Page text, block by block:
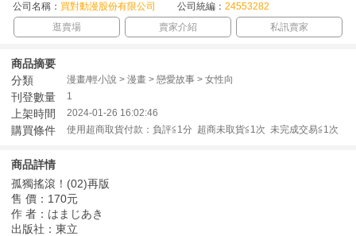
公司名稱： 買對動漫股份有限公司 公司統編： 24553282
逛賣場
賣家介紹 私訊賣家
商品摘要
分類
漫畫/輕小說 > 漫畫 > 戀愛故事 > 女性向
刊登數量 1
上架時間 2024-01-26 16:02:46
購買條件 使用超商取貨付款：負評≦1分 超商未取貨≦1次 未完成交易≦1次
商品詳情
孤獨搖滾！(02)再版
售 價：170元
作 者：はまじあき
出版社：東立